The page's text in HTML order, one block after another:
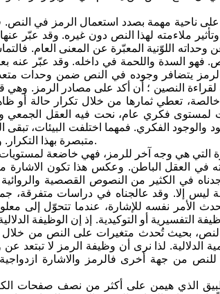
على ناحية مهمة بصدد استعمال الرمز في
ملاءمته لهذا النص دون غيره. وقد عبّر
وحداته اللوّنية المعبّرة عن المعنى
فهو السدة واللحمة في داخله. وقد عبّر عنه
والرمز يتضافر وجوده في النص ضمن وحدات
النصين ؛ أن أكد على مصادر الرمز. وهي
تعطي ثمارها من خلال تكرار حالة أو
لمستوى فكري عام، نحت فيه العقل الجمعي
والوجود الفكري. فمهما اختلفت البيئات،
متبصرة بهذا التكرار. ومثال على هذا ظواهر الطبيعة كالعواصف، وظهور الشمس والقمر والرعد والبراكين الخ.
التي هي وجه آخر للرمز، فهي خاضعة لمستويات
في العقل الباطن. وعكس هذا تكون
في الكثير من النصوص القصصية
ليس إلا. وقد عالجناه في دراسات متفرقة،
الأمر نفسه للإشارة، عندما تتحوّل إلى
التفسيرية أو التوكيدية. إذ إن الوظيفة
بحيث تُحدث متغيرات على النص من خلال
الدلالية. لذا نرى أن وظيفة الرمز لا
للنص من جهة أخرى فالرمز والاشارة
الذي هيمن على أكثر من نصف صفحات